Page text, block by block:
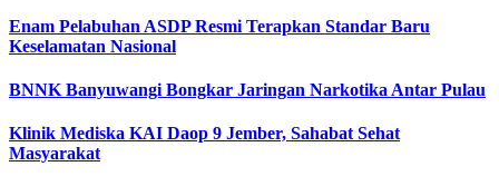
Enam Pelabuhan ASDP Resmi Terapkan Standar Baru
Keselamatan Nasional
BNNK Banyuwangi Bongkar Jaringan Narkotika Antar Pulau
Klinik Mediska KAI Daop 9 Jember, Sahabat Sehat
Masyarakat